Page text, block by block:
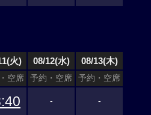
火) 08/12(水) 08/13(木)
空席 予約・空席 予約・空席
- -